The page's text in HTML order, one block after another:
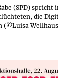
(SPD) spricht
die
(©Luisa